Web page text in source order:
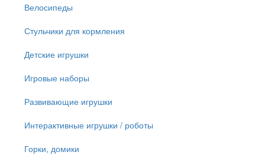
Велосипеды
Стульчики для кормления
Детские игрушки
Игровые наборы
Развивающие игрушки
Интерактивные игрушки / роботы
Горки, домики